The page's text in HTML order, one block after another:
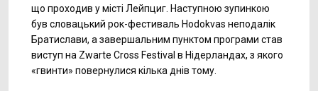
що проходив у місті Лейпциг. Наступною зупинкою
був словацький рок-фестиваль Hodokvas неподалік
Братислави, а завершальним пунктом програми став
виступ на Zwarte Cross Festival в Нідерландах, з якого
«гвинти» повернулися кілька днів тому.